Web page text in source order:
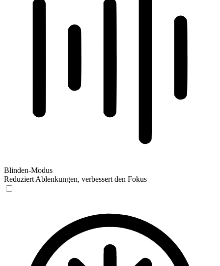
Blinden-Modus
Reduziert Ablenkungen, verbessert den Fokus